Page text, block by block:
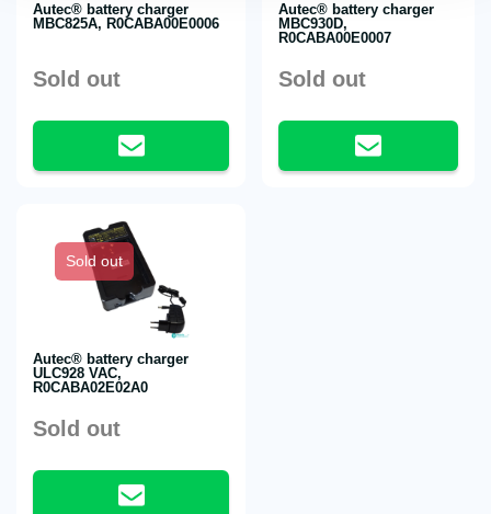
Autec® battery charger
MBC825A, R0CABA00E0006
Sold out
Autec® battery charger
MBC930D,
R0CABA00E0007
Sold out
Sold out
Autec® battery charger
ULC928 VAC,
R0CABA02E02A0
Sold out